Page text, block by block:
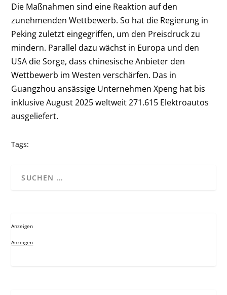
Die Maßnahmen sind eine Reaktion auf den
zunehmenden Wettbewerb. So hat die Regierung in
Peking zuletzt eingegriffen, um den Preisdruck zu
mindern. Parallel dazu wächst in Europa und den
USA die Sorge, dass chinesische Anbieter den
Wettbewerb im Westen verschärfen. Das in
Guangzhou ansässige Unternehmen Xpeng hat bis
inklusive August 2025 weltweit 271.615 Elektroautos
ausgeliefert.
Tags:
Anzeigen
Anzeigen